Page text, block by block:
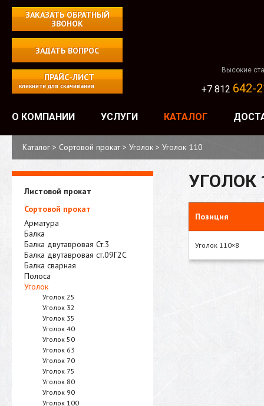
ЗАКАЗАТЬ ОБРАТНЫЙ
ЗВОНОК
ЗАДАТЬ ВОПРОС
ПРАЙС-ЛИСТ
кликните для скачивания
Высокие
+7 812 642-
О КОМПАНИИ УСЛУГИ КАТАЛОГ
Каталог > Сортовой прокат > Уголок > Уголок 110
Листовой прокат
Сортовой прокат
Арматура
Балка
Балка двутавровая Ст.3
Балка двутавровая ст.09Г2С
Балка сварная
Полоса
Уголок
Уголок 25
Уголок 32
Уголок 35
Уголок 40
Уголок 50
Уголок 63
Уголок 70
Уголок 75
Уголок 80
Уголок 90
Уголок 100
УГОЛОК
Позиция
Уголок 110×8